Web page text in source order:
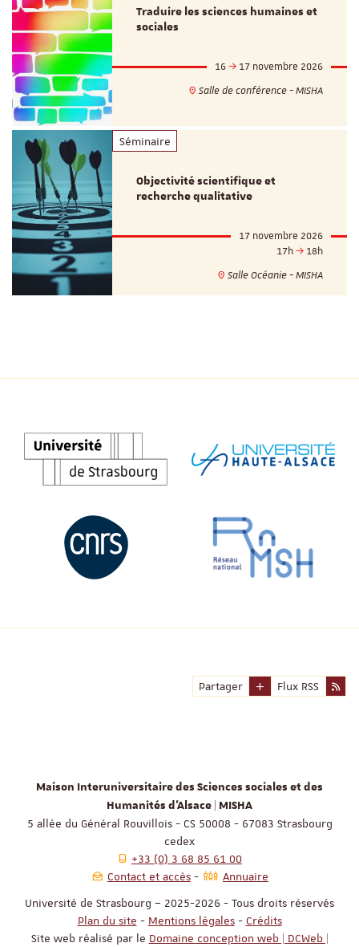
Traduire les sciences humaines et
sociales
16
17 novembre 2026
Salle de conférence - MISHA
Séminaire
Objectivité scientifique et
recherche qualitative
17 novembre 2026
17h
18h
Salle Océanie - MISHA
Partager Flux RSS
Maison Interuniversitaire des Sciences sociales et des
Humanités d'Alsace | MISHA
5 allée du Général Rouvillois - CS 50008 - 67083 Strasbourg
cedex
+33 (0) 3 68 85 61 00
Contact et accès
Annuaire
Université de Strasbourg – 2025-2026 - Tous droits réservés
Plan du site - Mentions légales- Crédits
Site web réalisé par le Domaine conception web | DCWeb |